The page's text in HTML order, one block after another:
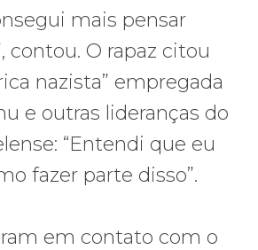
mais pensar
contou. O rapaz citou
nazista” empregada
e outras lideranças do
“Entendi que eu
fazer parte disso”.
em contato com o